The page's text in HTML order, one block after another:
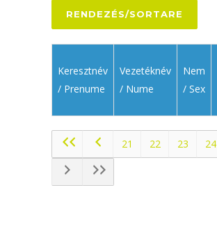
Keresztnév
/ Prenume
Vezetéknév
/ Nume
Nem
/ Sex
21 22 23 24